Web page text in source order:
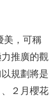
美，可稱
推廣的觀
規劃將是
２月櫻花